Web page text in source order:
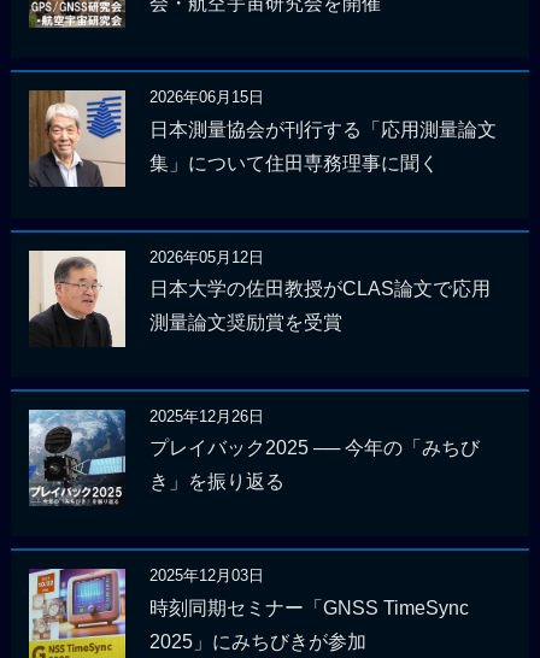
2026年06月15日
日本測量協会が刊行する「応用測量論文
集」について住田専務理事に聞く
2026年05月12日
日本大学の佐田教授がCLAS論文で応用
測量論文奨励賞を受賞
2025年12月26日
プレイバック2025 ── 今年の「みちび
き」を振り返る
2025年12月03日
時刻同期セミナー「GNSS TimeSync
2025」にみちびきが参加